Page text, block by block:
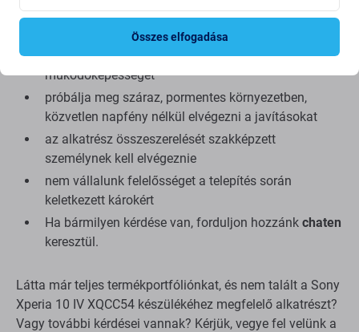
összeszerelés közben ügyeljen a csatlakozók
törékeny részeire
összeszerelés előtt tesztelje az alkatrész
működőképességét
próbálja meg száraz, pormentes környezetben,
közvetlen napfény nélkül elvégezni a javításokat
az alkatrész összeszerelését szakképzett
személynek kell elvégeznie
nem vállalunk felelősséget a telepítés során
keletkezett károkért
Ha bármilyen kérdése van, forduljon hozzánk chaten
keresztül.
Látta már teljes termékportfóliónkat, és nem talált a Sony
Xperia 10 IV XQCC54 készülékéhez megfelelő alkatrészt?
Vagy további kérdései vannak? Kérjük, vegye fel velünk a
Összes elfogadása